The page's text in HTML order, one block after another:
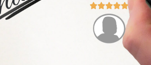
